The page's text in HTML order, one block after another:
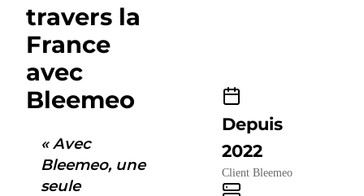
travers la
France
avec
Bleemeo
« Avec
Bleemeo, une
seule
Depuis
2022
Client Bleemeo